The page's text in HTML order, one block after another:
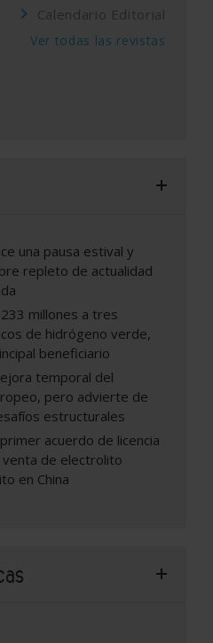
Calendario Editorial
Ver todas las revistas
una pausa estival y
repleto de actualidad
millones a tres
de hidrógeno verde,
beneficiario
temporal del
pero advierte de
estructurales
acuerdo de licencia
venta de electrolito
en China